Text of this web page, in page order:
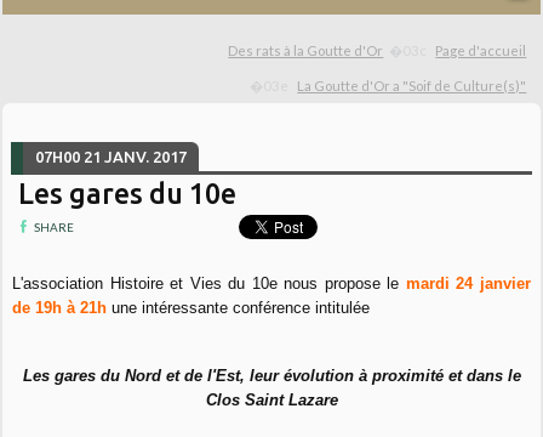
Des rats à la Goutte d'Or Page d'accueil
La Goutte d'Or a "Soif de Culture(s)"
07H00 21 JANV. 2017
Les gares du 10e
SHARE
L'association Histoire et Vies du 10e nous propose le mardi 24 janvier
de 19h à 21h une intéressante conférence intitulée
Les gares du Nord et de l'Est, leur évolution à proximité et dans le
Clos Saint Lazare